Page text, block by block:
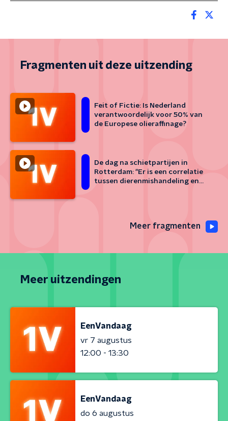
Fragmenten uit deze uitzending
Feit of Fictie: Is Nederland
verantwoordelijk voor 50% van
de Europese olieraffinage?
De dag na schietpartijen in
Rotterdam: "Er is een correlatie
tussen dierenmishandeling en
Meer fragmenten
Meer uitzendingen
EenVandaag
vr 7 augustus
12:00 - 13:30
EenVandaag
do 6 augustus